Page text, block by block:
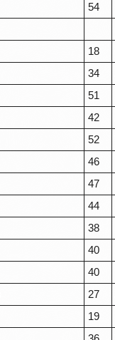
54
18
34
51
42
52
46
47
44
38
40
40
27
19